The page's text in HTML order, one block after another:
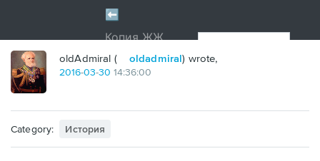
oldAdmiral ( oldadmiral) wrote,
2016-03-30 14:36:00
Category: История